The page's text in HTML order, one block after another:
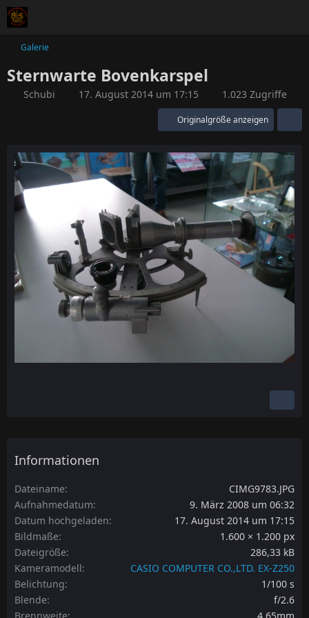
Galerie
Sternwarte Bovenkarspel
Schubi 17. August 2014 um 17:15 1.023 Zugriffe
Originalgröße anzeigen
Informationen
Dateiname
CIMG9783.JPG
Aufnahmedatum
9. März 2008 um 06:32
Datum hochgeladen
17. August 2014 um 17:15
Bildmaße
1.600 × 1.200 px
Dateigröße
286,33 kB
Kameramodell
CASIO COMPUTER CO.,LTD. EX-Z250
Belichtung
1/100 s
Blende
f/2.6
Brennweite
4,65mm